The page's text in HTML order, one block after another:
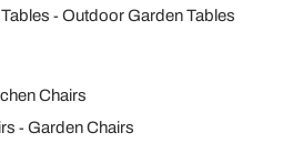
Outdoor Garden Tables
Chairs
Garden Chairs